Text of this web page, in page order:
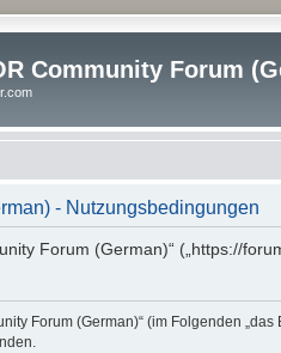
Community Forum
- Nutzungsbedingungen
Forum (German)“ („https://
Forum (German)“ (im Folgenden